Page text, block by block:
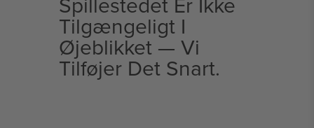
Tilgængeligt I
Øjeblikket — Vi
Tilføjer Det Snart.